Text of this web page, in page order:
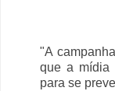
"A
que a mídia
para se